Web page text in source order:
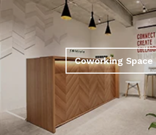
Coworking Space